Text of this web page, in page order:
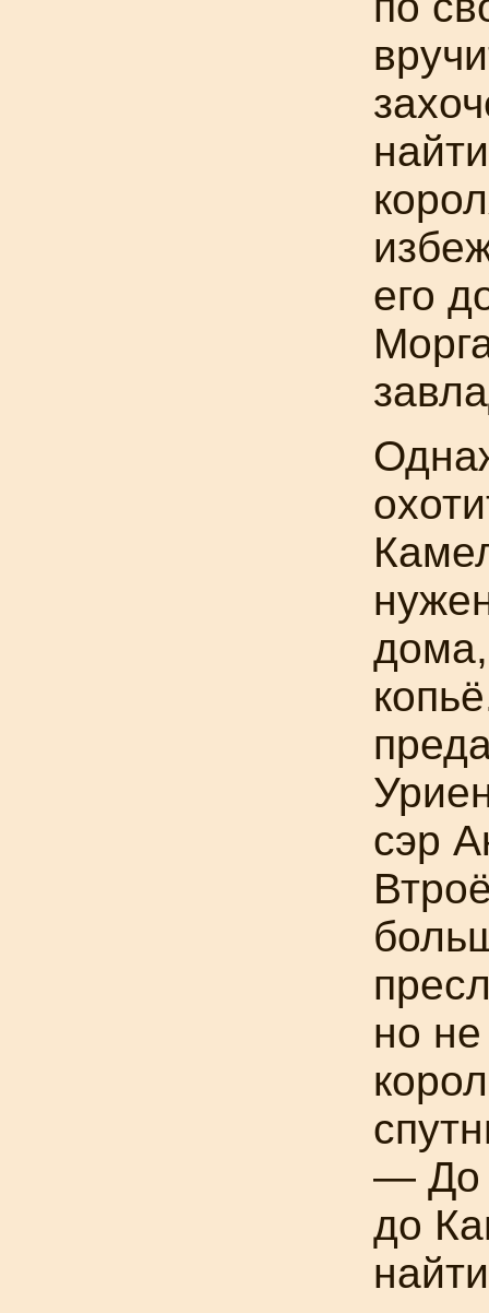
его
дома,
сэр
но не
— До
до